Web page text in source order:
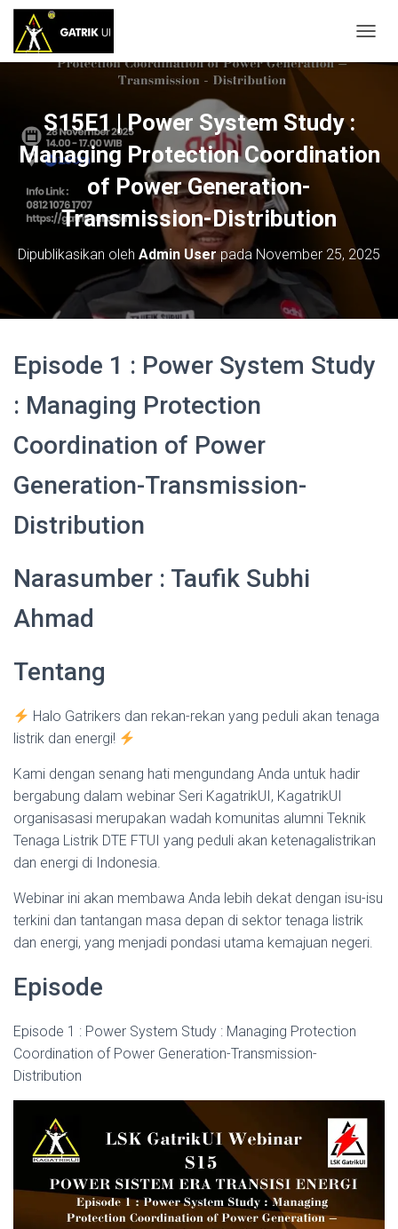
O
N
A
S
S15E1 | Power System Study :
Managing Protection Coordination
of Power Generation-
Transmission-Distribution
Dipublikasikan oleh Admin Userpada November 25, 2025
Episode 1 : Power System Study
: Managing Protection
Coordination of Power
Generation-Transmission-
Distribution
Narasumber : Taufik Subhi
Ahmad
Tentang
Halo Gatrikers dan rekan-rekan yang peduli akan tenaga
listrik dan energi!
Kami dengan senang hati mengundang Anda untuk hadir
bergabung dalam webinar Seri KagatrikUI, KagatrikUI
organisasasi merupakan wadah komunitas alumni Teknik
Tenaga Listrik DTE FTUI yang peduli akan ketenagalistrikan
dan energi di Indonesia.
Webinar ini akan membawa Anda lebih dekat dengan isu-isu
terkini dan tantangan masa depan di sektor tenaga listrik
dan energi, yang menjadi pondasi utama kemajuan negeri.
Episode
Episode 1 : Power System Study : Managing Protection
Coordination of Power Generation-Transmission-
Distribution